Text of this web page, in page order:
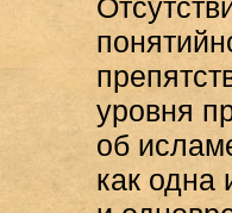
уровня
об
как одна